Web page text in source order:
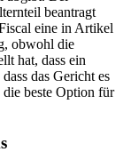
beantragt
eine in Artikel
obwohl die
hat, dass ein
das Gericht es
die beste Option für